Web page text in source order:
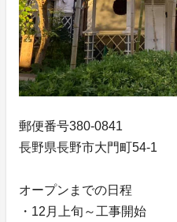
郵便番号380-0841
長野県長野市大門町54-1
オープンまでの日程
・12月上旬～工事開始